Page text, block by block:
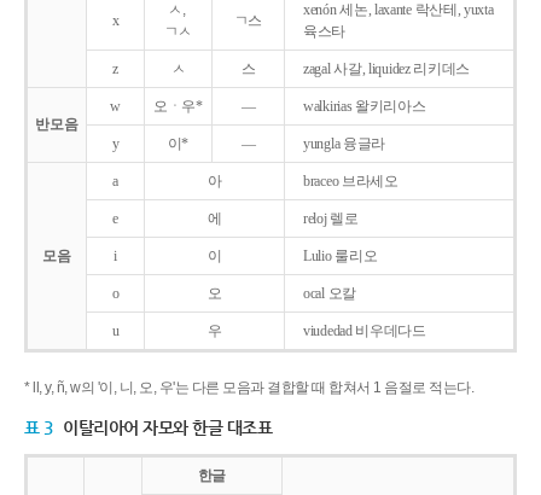
x
ㅅ,
ㄱㅅ
ㄱ스
xenón 세논, laxante 락산테, yuxta
육스타
z ㅅ 스 zagal 사갈, liquidez 리키데스
반모음
w 오ㆍ우* ― walkirias 왈키리아스
y 이* ― yungla 융글라
모음
a 아 braceo 브라세오
e 에 reloj 렐로
i 이 Lulio 룰리오
o 오 ocal 오칼
u 우 viudedad 비우데다드
* ll, y, ñ, w의 '이, 니, 오, 우'는 다른 모음과 결합할 때 합쳐서 1 음절로 적는다.
표 3 이탈리아어 자모와 한글 대조표
한글